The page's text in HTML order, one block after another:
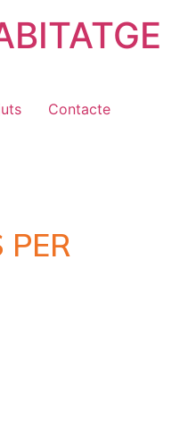
Contacte
PER